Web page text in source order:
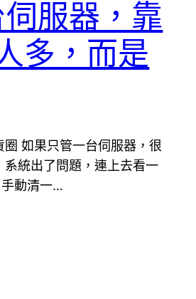
伺服器，靠
多，而是
圈 如果只管一台伺服器，很
系統出了問題，連上去看一
動清一…